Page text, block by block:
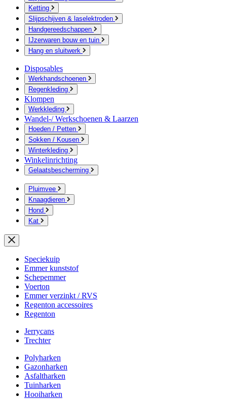
Ketting
Slijpschijven & laselektroden
Handgereedschappen
IJzerwaren bouw en tuin
Hang en sluitwerk
Disposables
Werkhandschoenen
Regenkleding
Klompen
Werkkleding
Wandel-/ Werkschoenen & Laarzen
Hoeden / Petten
Sokken / Kousen
Winterkleding
Winkelinrichting
Gelaatsbescherming
Pluimvee
Knaagdieren
Hond
Kat
Speciekuip
Emmer kunststof
Schepemmer
Voerton
Emmer verzinkt / RVS
Regenton accessoires
Regenton
Jerrycans
Trechter
Polyharken
Gazonharken
Asfaltharken
Tuinharken
Hooiharken